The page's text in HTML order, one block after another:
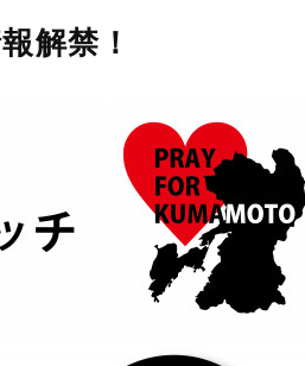
解禁！